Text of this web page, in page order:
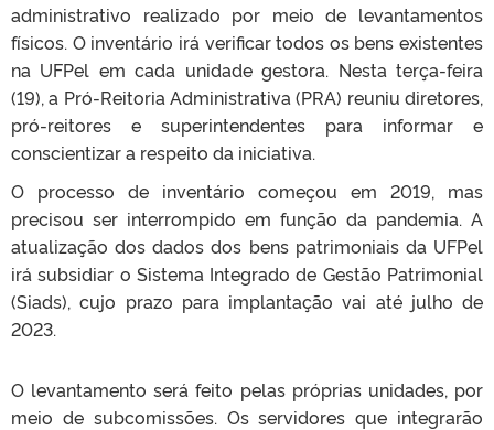
administrativo realizado por meio de levantamentos
físicos. O inventário irá verificar todos os bens existentes
na UFPel em cada unidade gestora. Nesta terça-feira
(19), a Pró-Reitoria Administrativa (PRA) reuniu diretores,
pró-reitores e superintendentes para informar e
conscientizar a respeito da iniciativa.
O processo de inventário começou em 2019, mas
precisou ser interrompido em função da pandemia. A
atualização dos dados dos bens patrimoniais da UFPel
irá subsidiar o Sistema Integrado de Gestão Patrimonial
(Siads), cujo prazo para implantação vai até julho de
2023.
O levantamento será feito pelas próprias unidades, por
meio de subcomissões. Os servidores que integrarão